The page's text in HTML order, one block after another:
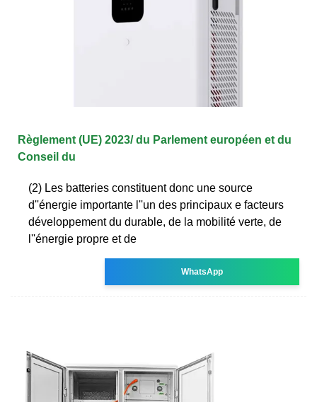
Règlement (UE) 2023/ du Parlement européen et du
Conseil du
(2) Les batteries constituent donc une source
d''énergie importante l''un des principaux e facteurs
développement du durable, de la mobilité verte, de
l''énergie propre et de
WhatsApp